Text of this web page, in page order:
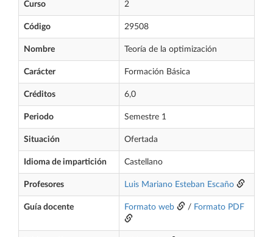
Curso 2
Código 29508
Nombre Teoría de la optimización
Carácter Formación Básica
Créditos 6,0
Periodo Semestre 1
Situación Ofertada
Idioma de impartición Castellano
Profesores Luis Mariano Esteban Escaño
Guía docente Formato web / Formato PDF